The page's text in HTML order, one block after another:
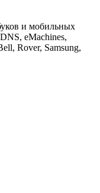
и мобильных
eMachines,
Rover, Samsung,